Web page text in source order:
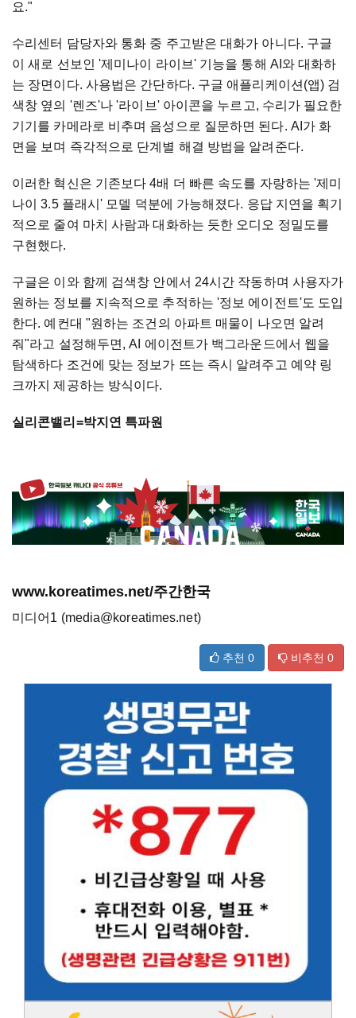
요."
수리센터 담당자와 통화 중 주고받은 대화가 아니다. 구글
이 새로 선보인 '제미나이 라이브' 기능을 통해 AI와 대화하
는 장면이다. 사용법은 간단하다. 구글 애플리케이션(앱) 검
색창 옆의 '렌즈'나 '라이브' 아이콘을 누르고, 수리가 필요한
기기를 카메라로 비추며 음성으로 질문하면 된다. AI가 화
면을 보며 즉각적으로 단계별 해결 방법을 알려준다.
이러한 혁신은 기존보다 4배 더 빠른 속도를 자랑하는 '제미
나이 3.5 플래시' 모델 덕분에 가능해졌다. 응답 지연을 획기
적으로 줄여 마치 사람과 대화하는 듯한 오디오 정밀도를
구현했다.
구글은 이와 함께 검색창 안에서 24시간 작동하며 사용자가
원하는 정보를 지속적으로 추적하는 '정보 에이전트'도 도입
한다. 예컨대 "원하는 조건의 아파트 매물이 나오면 알려
줘"라고 설정해두면, AI 에이전트가 백그라운드에서 웹을
탐색하다 조건에 맞는 정보가 뜨는 즉시 알려주고 예약 링
크까지 제공하는 방식이다.
실리콘밸리=박지연 특파원
www.koreatimes.net/주간한국
미디어1 (media@koreatimes.net)
추천 0 비추천 0